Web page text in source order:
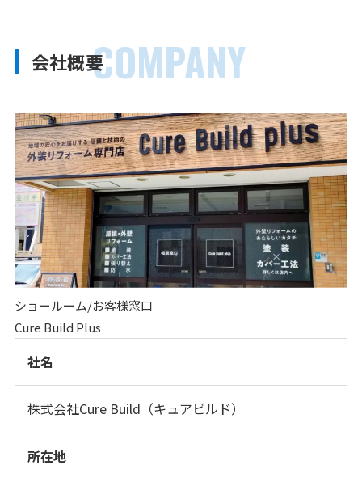
COMPANY
会社概要
ショールーム/お客様窓口
Cure Build Plus
社名
株式会社Cure Build（キュアビルド）
所在地